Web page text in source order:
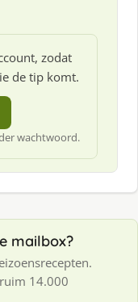
zodat
de tip komt.
wachtwoord.
mailbox?
14.000